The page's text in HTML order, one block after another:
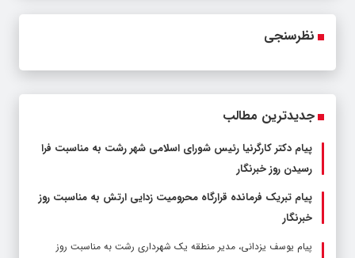
نظرسنجی
جدیدترین مطالب
پیام دکتر کارگرنیا رئیس شورای اسلامی شهر رشت به مناسبت فرا
رسیدن روز خبرنگار
پیام تبریک فرمانده قرارگاه محرومیت‌ زدایی ارتش به مناسبت روز
خبرنگار
پیام یوسف یزدانی، مدیر منطقه یک شهرداری رشت به مناسبت روز